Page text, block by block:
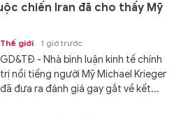
chiến Iran đã cho thấy Mỹ
Thế giới 1 giờ trước
GD&TĐ - Nhà bình luận kinh tế chính
trị nổi tiếng người Mỹ Michael Krieger
đã đưa ra đánh giá gay gắt về kết...